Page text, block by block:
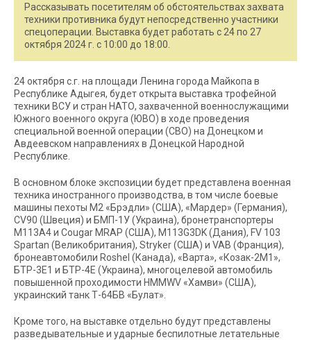
Рассказывать посетителям об обстоятельствах захвата
техники противника будут непосредственно участники
спецоперации. Выставка будет работать с 24 по 27
октября 2024 г. с 10:00 до 18:00.
24 октября с.г. на площади Ленина города Майкопа в
Республике Адыгея, будет открыта выставка трофейной
техники ВСУ и стран НАТО, захваченной военнослужащими
Южного военного округа (ЮВО) в ходе проведения
специальной военной операции (СВО) на Донецком и
Авдеевском направлениях в Донецкой Народной
Республике.
В основном блоке экспозиции будет представлена военная
техника иностранного производства, в том числе боевые
машины пехоты М2 «Брэдли» (США), «Мардер» (Германия),
CV90 (Швеция) и БМП-1У (Украина), бронетранспортеры
М113А4 и Cougar MRAP (США), М113G3DK (Дания), FV 103
Spartan (Великобритания), Stryker (США) и VAB (Франция),
бронеавтомобили Roshel (Канада), «Варта», «Козак-2М1»,
БТР-3Е1 и БТР-4Е (Украина), многоцелевой автомобиль
повышенной проходимости HMMWV «Хамви» (США),
украинский танк Т-64БВ «Булат».
Кроме того, на выставке отдельно будут представлены
разведывательные и ударные беспилотные летательные